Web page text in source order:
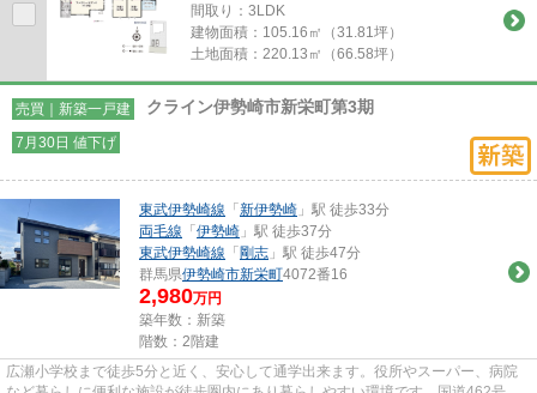
間取り：3LDK
建物面積： 105.16㎡（31.81坪）
土地面積： 220.13㎡（66.58坪）
売買｜新築一戸建 クライン伊勢崎市新栄町第3期
7月30日 値下げ
東武伊勢崎線 「新伊勢崎 」駅 徒歩33分
両毛線 「伊勢崎 」駅 徒歩37分
東武伊勢崎線 「剛志 」駅 徒歩47分
群馬県伊勢崎市新栄町4072番16
2,980万円
築年数：新築
階数：2階建
広瀬小学校まで徒歩5分と近く、安心して通学出来ます。役所やスーパー、病院